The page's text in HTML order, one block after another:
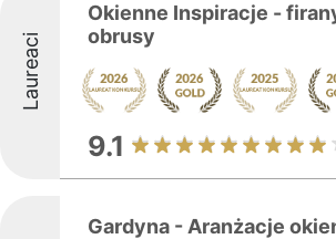
Laureaci
Okienne Inspiracje -
obrusy
9.1
Gardyna - Aranżacje